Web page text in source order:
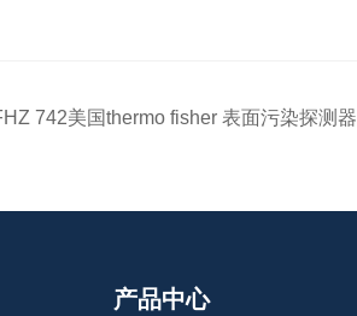
742美国thermo fisher 表面污染探测器
产品中心